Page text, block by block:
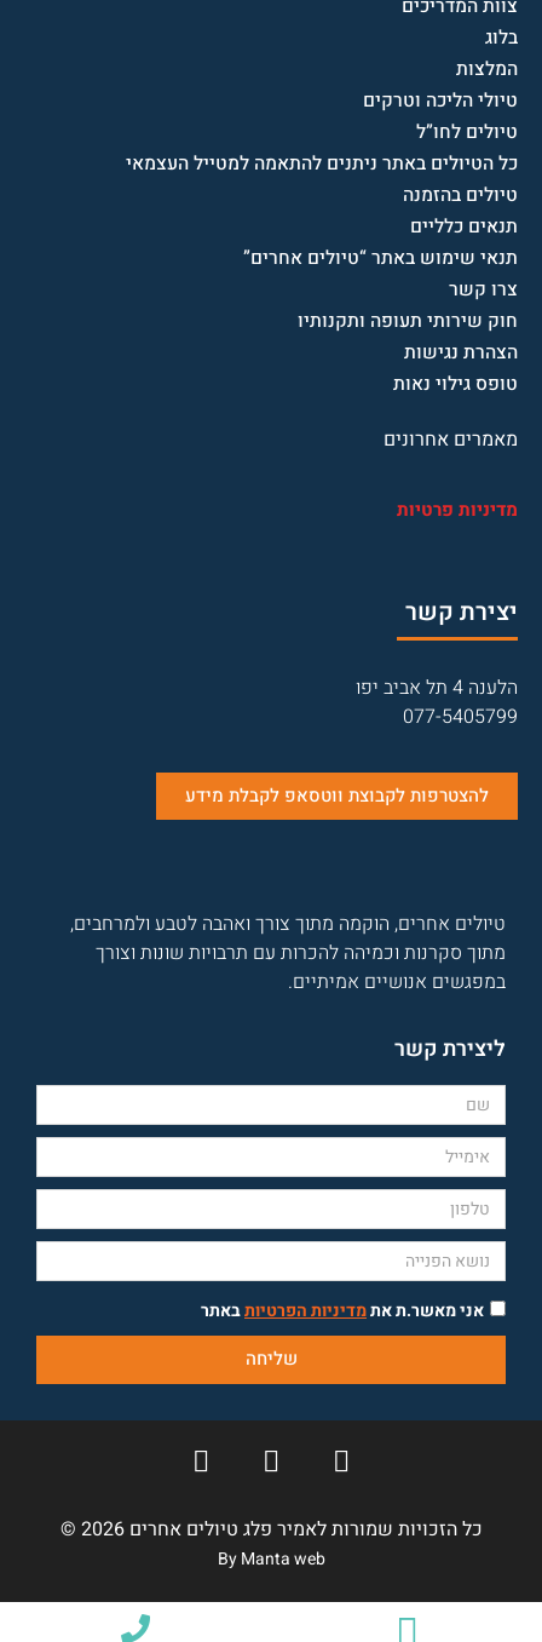
צוות המדריכים
בלוג
המלצות
טיולי הליכה וטרקים
טיולים לחו”ל
כל הטיולים באתר ניתנים להתאמה למטייל העצמאי
טיולים בהזמנה
תנאים כלליים
תנאי שימוש באתר “טיולים אחרים”
צרו קשר
חוק שירותי תעופה ותקנותיו
הצהרת נגישות
טופס גילוי נאות
מאמרים אחרונים
מדיניות פרטיות
יצירת קשר
הלענה 4 תל אביב יפו
077-5405799
להצטרפות לקבוצת ווטסאפ לקבלת מידע
טיולים אחרים, הוקמה מתוך צורך ואהבה לטבע ולמרחבים,
מתוך סקרנות וכמיהה להכרות עם תרבויות שונות וצורך
במפגשים אנושיים אמיתיים.
ליצירת קשר
אני מאשר.ת אתמדיניות הפרטיותבאתר
שליחה
כל הזכויות שמורות לאמיר פלג טיולים אחרים 2026 ©
By Manta web